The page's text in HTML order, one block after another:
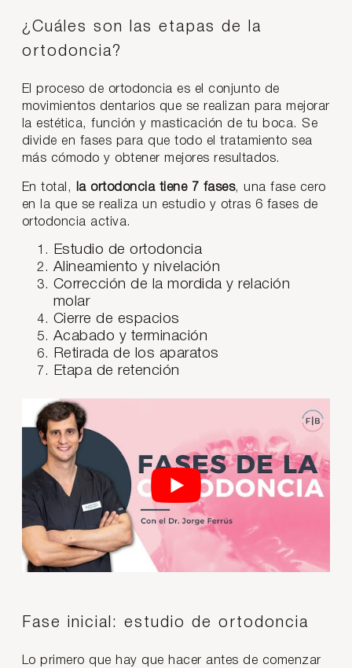
¿Cuáles son las etapas de la
ortodoncia?
El proceso de ortodoncia es el conjunto de
movimientos dentarios que se realizan para mejorar
la estética, función y masticación de tu boca. Se
divide en fases para que todo el tratamiento sea
más cómodo y obtener mejores resultados.
En total, la ortodoncia tiene 7 fases, una fase cero
en la que se realiza un estudio y otras 6 fases de
ortodoncia activa.
Estudio de ortodoncia
Alineamiento y nivelación
Corrección de la mordida y relación
molar
Cierre de espacios
Acabado y terminación
Retirada de los aparatos
Etapa de retención
Fase inicial: estudio de ortodoncia
Lo primero que hay que hacer antes de comenzar